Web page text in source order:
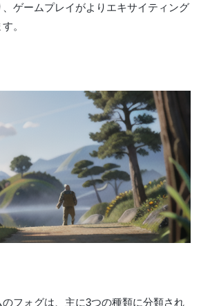
ゲームプレイがよりエキサイティング
。
フォグは、主に3つの種類に分類され